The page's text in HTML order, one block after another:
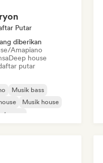
Putar
diberikan
Amapiano
Deep house
putar
Musik bass
Musik house